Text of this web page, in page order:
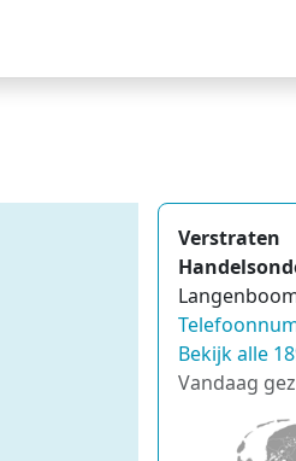
Verstraten
Bekijk alle
Vandaag